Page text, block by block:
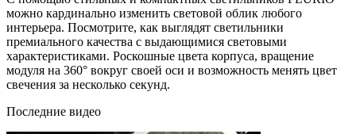
можно кардинально изменить световой облик любого
интерьера. Посмотрите, как выглядят светильники
премиального качества с выдающимися световыми
характеристиками. Роскошные цвета корпуса, вращение
модуля на 360° вокруг своей оси и возможность менять цвет
свечения за несколько секунд.
Последние видео